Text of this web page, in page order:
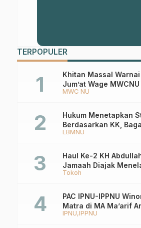
TERPOPULER
MWC NU
Khitan Massal
Jum’at Wage
LBMNU
Hukum Menetapkan
Berdasarkan KK,
Ketentuannya?
Tokoh
Haul Ke-2 KH
Jamaah Diajak
Keistiqamahan
IPNU IPPNU
PAC IPNU-IPPNU
Matra di MA Ma’arif